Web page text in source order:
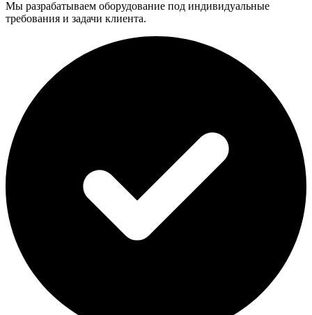
Мы разрабатываем оборудование под индивидуальные
требования и задачи клиента.